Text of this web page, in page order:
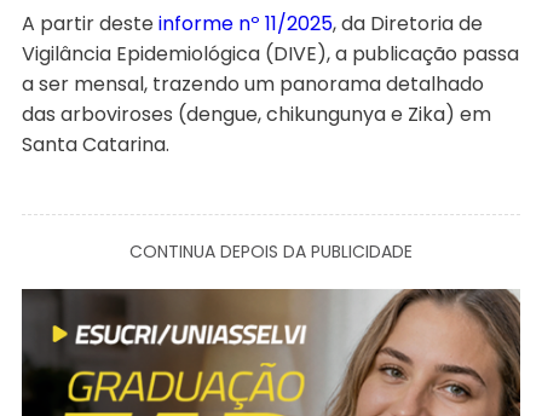
A partir desteinforme nº 11/2025, da Diretoria de
Vigilância Epidemiológica (DIVE), a publicação passa
a ser mensal, trazendo um panorama detalhado
das arboviroses (dengue, chikungunya e Zika) em
Santa Catarina.
CONTINUA DEPOIS DA PUBLICIDADE